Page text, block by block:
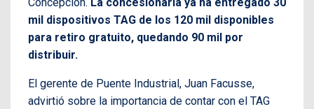
mil dispositivos TAG de los 120 mil disponibles
para retiro gratuito, quedando 90 mil por
distribuir.
El gerente de Puente Industrial, Juan Facusse,
advirtió sobre la importancia de contar con el TAG